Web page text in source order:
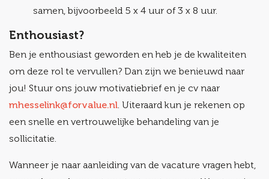
samen, bijvoorbeeld 5 x 4 uur of 3 x 8 uur.
Enthousiast?
Ben je enthousiast geworden en heb je de kwaliteiten
om deze rol te vervullen? Dan zijn we benieuwd naar
jou! Stuur ons jouw motivatiebrief en je cv naar
mhesselink@forvalue.nl. Uiteraard kun je rekenen op
een snelle en vertrouwelijke behandeling van je
sollicitatie.
Wanneer je naar aanleiding van de vacature vragen hebt,